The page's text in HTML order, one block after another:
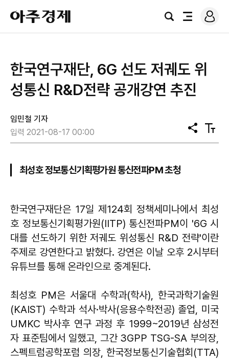
아
주
경
검
전
로
그
한국연구재단, 6G 선도 저궤도 위
성통신 R&D전략 공개강연 추진
임민철 기자
입력 2021-08-17 00:00
공
유
텍
스
최성호 정보통신기획평가원 통신전파PM 초청
한국연구재단은 17일 제124회 정책세미나에서 최성
호 정보통신기획평가원(IITP) 통신전파PM이 '6G 시
대를 선도하기 위한 저궤도 위성통신 R&D 전략'이란
주제로 강연한다고 밝혔다. 강연은 이날 오후 2시부터
유튜브를 통해 온라인으로 중계된다.
최성호 PM은 서울대 수학과(학사), 한국과학기술원
(KAIST) 수학과 석사·박사(응용수학전공) 졸업, 미국
UMKC 박사후 연구 과정 후 1999~2019년 삼성전
자 표준팀에서 일했고, 그간 3GPP TSG-SA 부의장,
스펙트럼공학포럼 의장, 한국정보통신기술협회(TTA)